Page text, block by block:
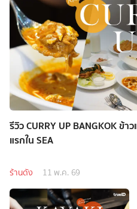
รีวิว CURRY UP BANGKOK ข้
แรกใน SEA
ร้านดัง 11 พ.ค. 69